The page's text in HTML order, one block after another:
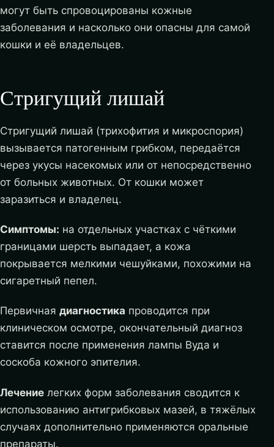
могут быть спровоцированы кожные
заболевания и насколько они опасны для самой
кошки и её владельцев.
Стригущий лишай
Стригущий лишай (трихофития и микроспория)
вызывается патогенным грибком, передаётся
через укусы насекомых или от непосредственно
от больных животных. От кошки может
заразиться и владелец.
Симптомы: на отдельных участках с чёткими
границами шерсть выпадает, а кожа
покрывается мелкими чешуйками, похожими на
сигаретный пепел.
Первичная диагностика проводится при
клиническом осмотре, окончательный диагноз
ставится после применения лампы Вуда и
соскоба кожного эпителия.
Лечение легких форм заболевания сводится к
использованию антигрибковых мазей, в тяжёлых
случаях дополнительно применяются оральные
препараты.